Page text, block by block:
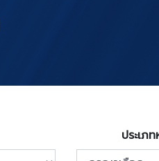
ประเภ